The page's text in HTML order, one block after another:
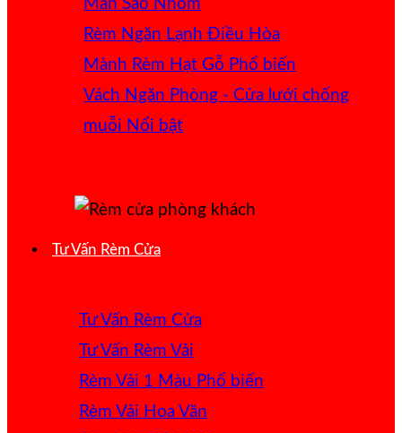
Màn Sáo Nhôm
Rèm Ngăn Lạnh Điều Hòa
Mành Rèm Hạt Gỗ
Vách Ngăn Phòng - Cửa lưới chống
muỗi
Tư Vấn Rèm Cửa
Tư Vấn Rèm Cửa
Tư Vấn Rèm Vải
Rèm Vải 1 Màu
Rèm Vải Hoa Văn